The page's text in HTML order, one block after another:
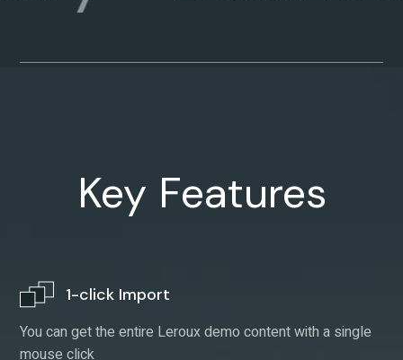
You can get the entire Leroux demo content with a single
mouse click